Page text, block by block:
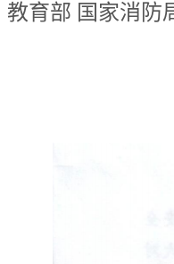
教育部 国家消防